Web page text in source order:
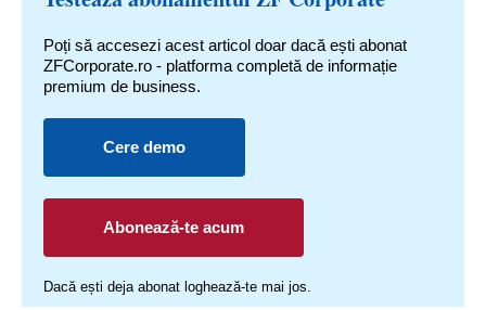
Poți să accesezi acest articol doar dacă ești abonat
ZFCorporate.ro - platforma completă de informație
premium de business.
Cere demo
Abonează-te acum
Dacă ești deja abonat loghează-te mai jos.